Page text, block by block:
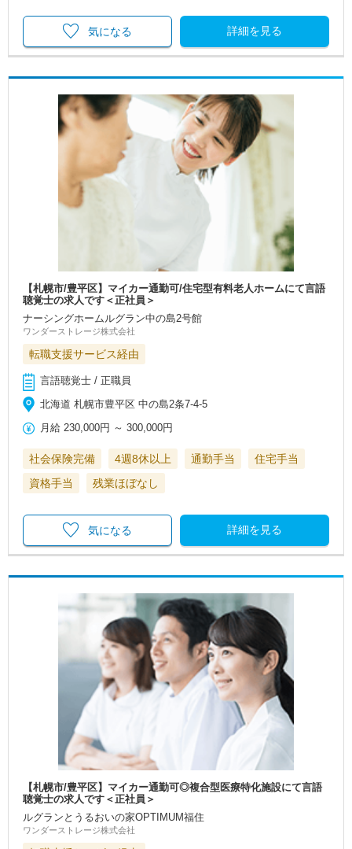
詳細を見る
気になる
【札幌市/豊平区】マイカー通勤可/住宅型有料老人ホームにて言語
聴覚士の求人です＜正社員＞
ナーシングホームルグラン中の島2号館
ワンダーストレージ株式会社
転職支援サービス経由
言語聴覚士 / 正職員
北海道 札幌市豊平区 中の島2条7‐4‐5
月給 230,000円 ～300,000円
社会保険完備 4週8休以上 通勤手当
住宅手当
資格手当
残業ほぼなし
詳細を見る
気になる
【札幌市/豊平区】マイカー通勤可◎複合型医療特化施設にて言語
聴覚士の求人です＜正社員＞
ルグランとうるおいの家ОPTIMUM福住
ワンダーストレージ株式会社